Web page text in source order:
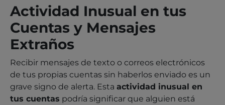
Actividad Inusual en tus
Cuentas y Mensajes
Extraños
Recibir mensajes de texto o correos electrónicos
de tus propias cuentas sin haberlos enviado es un
grave signo de alerta. Esta actividad inusual en
tus cuentas podría significar que alguien está